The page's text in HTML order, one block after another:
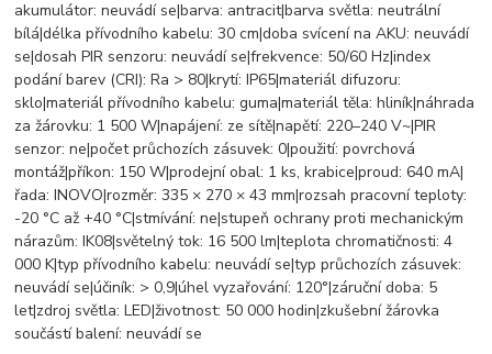
akumulátor: neuvádí se|barva: antracit|barva světla: neutrální
bílá|délka přívodního kabelu: 30 cm|doba svícení na AKU: neuvádí
se|dosah PIR senzoru: neuvádí se|frekvence: 50/60 Hz|index
podání barev (CRI): Ra > 80|krytí: IP65|materiál difuzoru:
sklo|materiál přívodního kabelu: guma|materiál těla: hliník|náhrada
za žárovku: 1 500 W|napájení: ze sítě|napětí: 220–240 V~|PIR
senzor: ne|počet průchozích zásuvek: 0|použití: povrchová
montáž|příkon: 150 W|prodejní obal: 1 ks, krabice|proud: 640 mA|
řada: INOVO|rozměr: 335 × 270 × 43 mm|rozsah pracovní teploty:
-20 °C až +40 °C|stmívání: ne|stupeň ochrany proti mechanickým
nárazům: IK08|světelný tok: 16 500 lm|teplota chromatičnosti: 4
000 K|typ přívodního kabelu: neuvádí se|typ průchozích zásuvek:
neuvádí se|účiník: > 0,9|úhel vyzařování: 120°|záruční doba: 5
let|zdroj světla: LED|životnost: 50 000 hodin|zkušební žárovka
součástí balení: neuvádí se